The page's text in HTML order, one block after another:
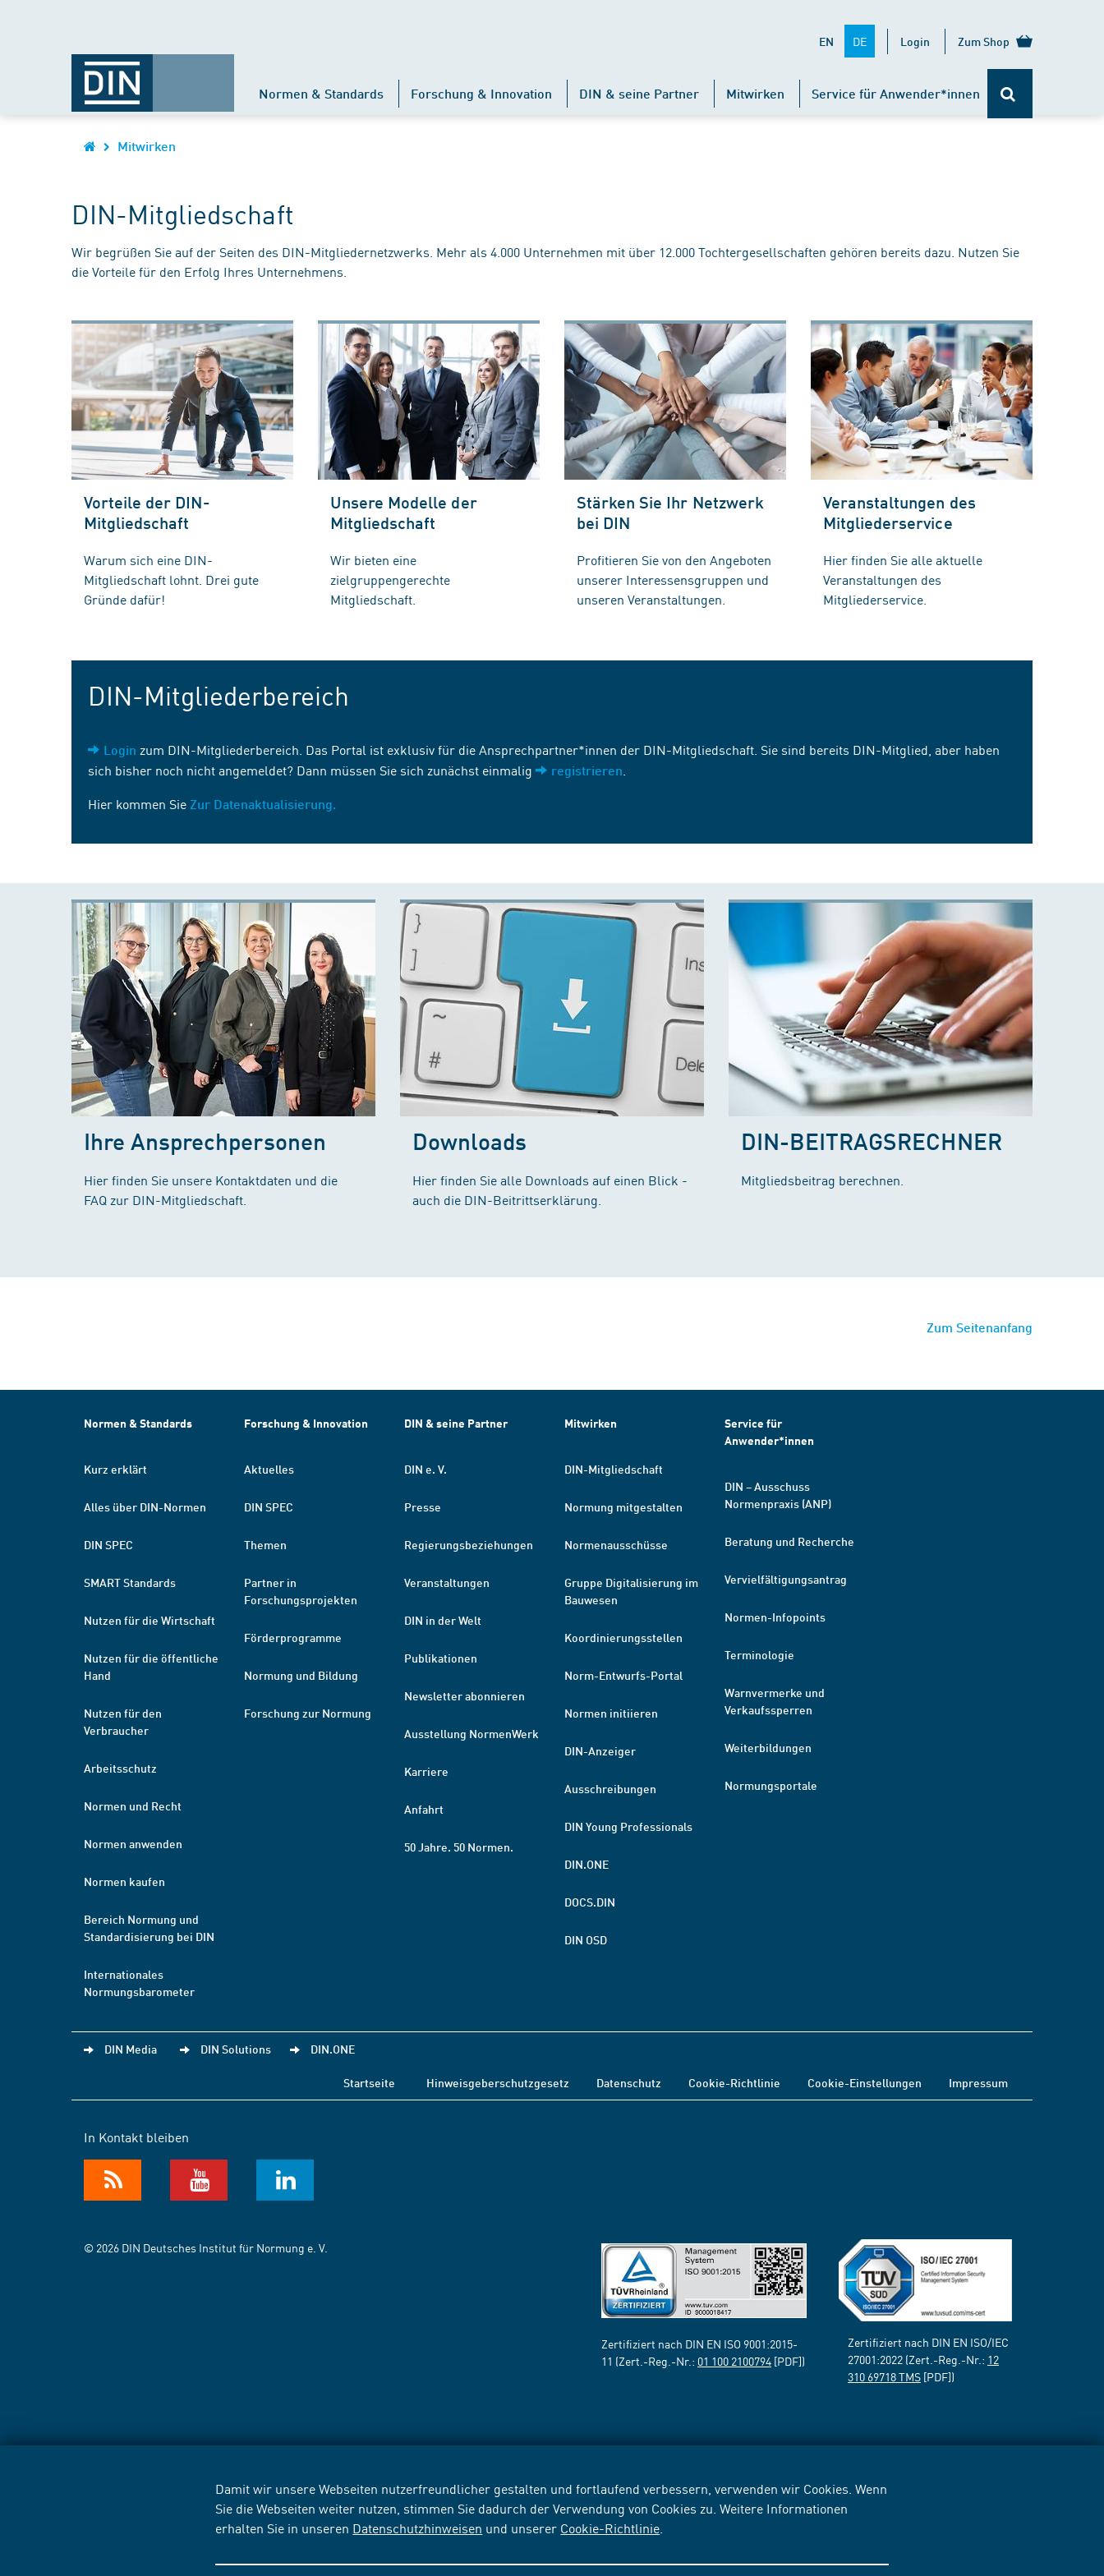
Damit wir unsere Webseiten nutzerfreundlicher gestalten und fortlaufend verbessern, verwenden wir Cookies. Wenn
Sie die Webseiten weiter nutzen, stimmen Sie dadurch der Verwendung von Cookies zu. Weitere Informationen
erhalten Sie in unseren Datenschutzhinweisen und unserer Cookie-Richtlinie
EN DE Login Zum Shop
Normen & Standards Forschung & Innovation DIN & seine Partner Mitwirken Service für Anwender*innen
Mitwirken
DIN-Mitgliedschaft
Wir begrüßen Sie auf der Seiten des DIN-Mitgliedernetzwerks. Mehr als 4.000 Unternehmen mit über 12.000 Tochtergesellschaften gehören bereits dazu. Nutzen Sie
die Vorteile für den Erfolg Ihres Unternehmens.
Vorteile der DIN-
Mitgliedschaft
Warum sich eine DIN-
Mitgliedschaft lohnt. Drei gute
Gründe dafür!
Unsere Modelle der
Mitgliedschaft
Wir bieten eine
zielgruppengerechte
Mitgliedschaft.
Stärken Sie Ihr Netzwerk
bei DIN
Profitieren Sie von den Angeboten
unserer Interessensgruppen und
unseren Veranstaltungen.
Veranstaltungen des
Mitgliederservice
Hier finden Sie alle aktuelle
Veranstaltungen des
Mitgliederservice.
DIN-Mitgliederbereich
Login zum DIN-Mitgliederbereich. Das Portal ist exklusiv für die Ansprechpartner*innen der DIN-Mitgliedschaft. Sie sind bereits DIN-Mitglied, aber haben
sich bisher noch nicht angemeldet? Dann müssen Sie sich zunächst einmalig
registrieren
Hier kommen Sie Zur Datenaktualisierung.
Ihre Ansprechpersonen
Hier finden Sie unsere Kontaktdaten und die
FAQ zur DIN-Mitgliedschaft.
Downloads
Hier finden Sie alle Downloads auf einen Blick -
auch die DIN-Beitrittserklärung.
DIN-BEITRAGSRECHNER
Mitgliedsbeitrag berechnen.
Zum Seitenanfang
Normen & Standards
Kurz erklärt
Alles über DIN-Normen
DIN SPEC
SMART Standards
Nutzen für die Wirtschaft
Nutzen für die öffentliche
Hand
Nutzen für den
Verbraucher
Arbeitsschutz
Normen und Recht
Normen anwenden
Normen kaufen
Bereich Normung und
Standardisierung bei DIN
Internationales
Normungsbarometer
Forschung & Innovation
Aktuelles
DIN SPEC
Themen
Partner in
Forschungsprojekten
Förderprogramme
Normung und Bildung
Forschung zur Normung
DIN & seine Partner
DIN e. V.
Presse
Regierungsbeziehungen
Veranstaltungen
DIN in der Welt
Publikationen
Newsletter abonnieren
Ausstellung NormenWerk
Karriere
Anfahrt
50 Jahre. 50 Normen.
Mitwirken
DIN-Mitgliedschaft
Normung mitgestalten
Normenausschüsse
Gruppe Digitalisierung im
Bauwesen
Koordinierungsstellen
Norm-Entwurfs-Portal
Normen initiieren
DIN-Anzeiger
Ausschreibungen
DIN Young Professionals
DIN.ONE
DOCS.DIN
DIN OSD
Service für
Anwender*innen
DIN – Ausschuss
Normenpraxis (ANP)
Beratung und Recherche
Vervielfältigungsantrag
Normen-Infopoints
Terminologie
Warnvermerke und
Verkaufssperren
Weiterbildungen
Normungsportale
DIN Media DIN Solutions DIN.ONE
Startseite Hinweisgeberschutzgesetz Datenschutz Cookie-Richtlinie Cookie-Einstellungen Impressum
In Kontakt bleiben
© 2026 DIN Deutsches Institut für Normung e. V.
Zertifiziert nach DIN EN ISO 9001:2015-
11 (Zert.-Reg.-Nr.: 01 100 2100794 [PDF])
Zertifiziert nach DIN EN ISO/IEC
27001:2022 (Zert.-Reg.-Nr.: 12
310 69718 TMS [PDF])